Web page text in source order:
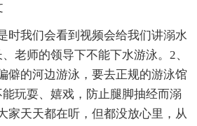
时我们会看到视频会给我们讲溺水
老师的领导下不能下水游泳。2、
僻的河边游泳，要去正规的游泳馆
玩耍、嬉戏，防止腿脚抽经而溺
家天天都在听，但都没放心里，从